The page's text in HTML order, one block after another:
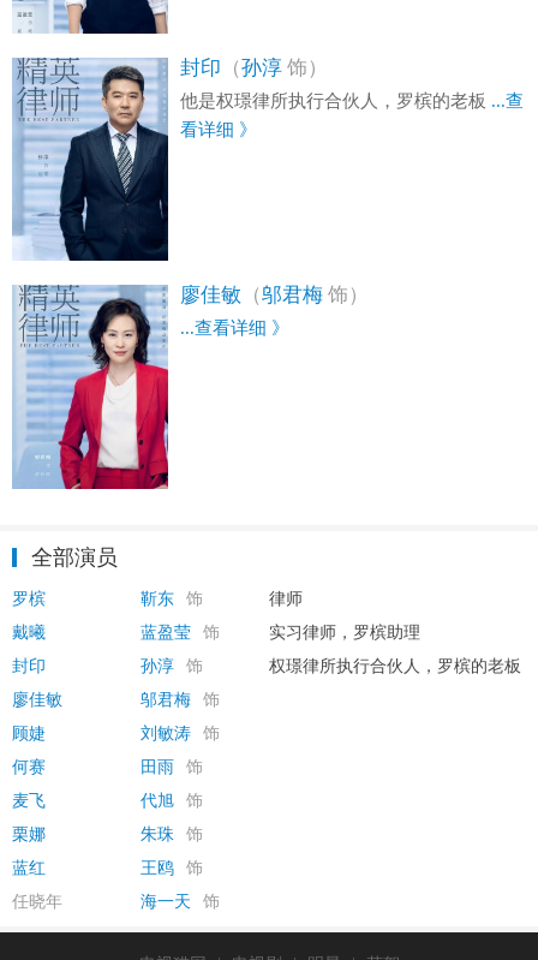
封印 （孙淳 饰）
他是权璟律所执行合伙人，罗槟的老板 ...查
看详细 》
廖佳敏 （邬君梅 饰）
...查看详细 》
全部演员
罗槟 靳东 饰
律师
戴曦
蓝盈莹 饰
实习律师，罗槟助理
封印
孙淳 饰
权璟律所执行合伙人，罗槟的老板
廖佳敏
邬君梅
饰
顾婕
刘敏涛
饰
何赛
田雨
饰
麦飞
代旭
饰
栗娜
朱珠
饰
蓝红
王鸥
饰
任晓年
海一天 饰